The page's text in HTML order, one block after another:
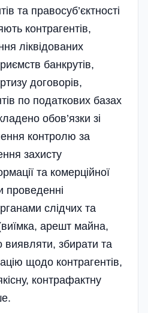
та правосуб’єктності
контрагентів,
ліквідованих
банкрутів,
договорів,
по податкових базах
обов’язки зі
контролю за
захисту
та комерційної
проведенні
слідчих та
арешт майна,
виявляти, збирати та
щодо контрагентів,
контрафактну